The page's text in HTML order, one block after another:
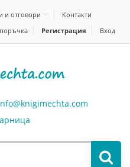
и отговори
Контакти
Регистрация Вход
knigimechta.com